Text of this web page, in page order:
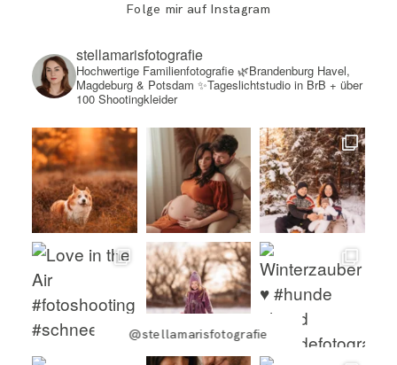
Folge mir auf Instagram
@stellamarisfotografie
stellamarisfotografie
Hochwertige Familienfotografie🌿Brandenburg Havel,
Magdeburg & Potsdam ✨Tageslichtstudio in BrB + über
100 Shootingkleider